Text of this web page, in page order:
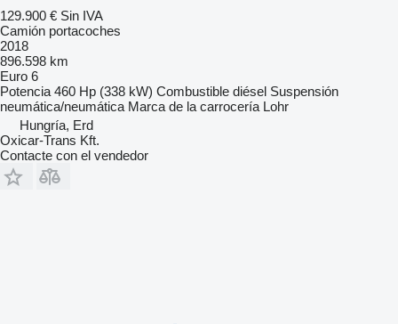
129.900 € Sin IVA
Camión portacoches
2018
896.598 km
Euro 6
Potencia 460 Hp (338 kW) Combustible diésel Suspensión
neumática/neumática Marca de la carrocería Lohr
Hungría, Erd
Oxicar-Trans Kft.
Contacte con el vendedor